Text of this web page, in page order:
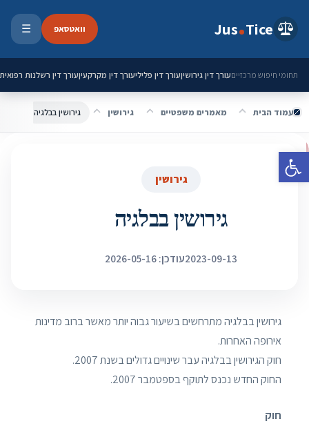
פתח סרגל נגישות
Jus Tice וואטסאפ ☰
תחומי חיפוש מרכזייםעורך דין גירושיןעורך דין פליליעורך דין מקרקעיןעורך דין רשלנות רפואית
עמוד הבית מאמרים משפטיים גירושין גירושין בבלגיה
גירושין
גירושין בבלגיה
2023-09-13עודכן: 2026-05-16
גירושין בבלגיה מתרחשים בשיעור גבוה יותר מאשר ברוב מדינות
אירופה האחרות.
חוק הגירושין בבלגיה עבר שינויים גדולים בשנת 2007.
החוק החדש נכנס לתוקף בספטמבר 2007.
חוק